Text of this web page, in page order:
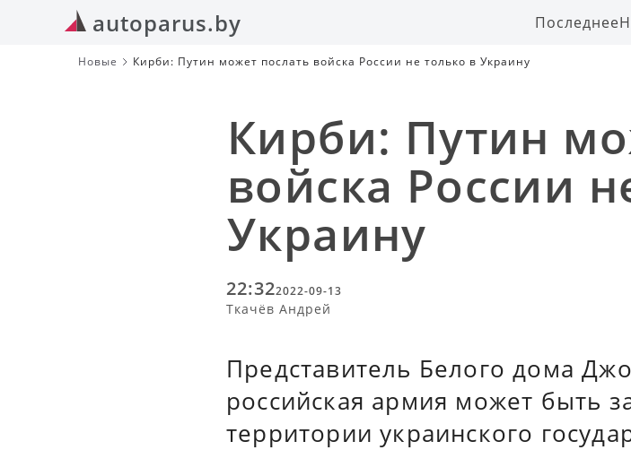
autoparus.by Последнее
Новые Кирби: Путин может послать войска России не только в Украину
Кирби: Путин
войска России
Украину
22:322022-09-13
Ткачёв Андрей
Представитель Белого дома
российская армия может быть
территории украинского